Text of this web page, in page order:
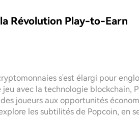
Révolution Play-to-Earn
s'est élargi pour
avec la technologie blockchain,
joueurs aux opportunités
les subtilités de Popcoin, en